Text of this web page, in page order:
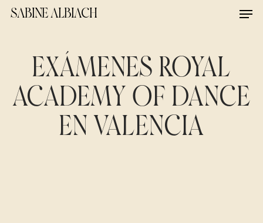
Skip
SABINE ALBIACH
EXÁMENES ROYAL
ACADEMY OF DANCE
EN VALENCIA